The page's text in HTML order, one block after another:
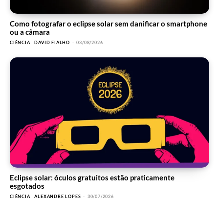
Como fotografar o eclipse solar sem danificar o smartphone
ou a câmara
CIÊNCIA DAVID FIALHO - 03/08/2026
Eclipse solar: óculos gratuitos estão praticamente
esgotados
CIÊNCIA ALEXANDRE LOPES - 30/07/2026